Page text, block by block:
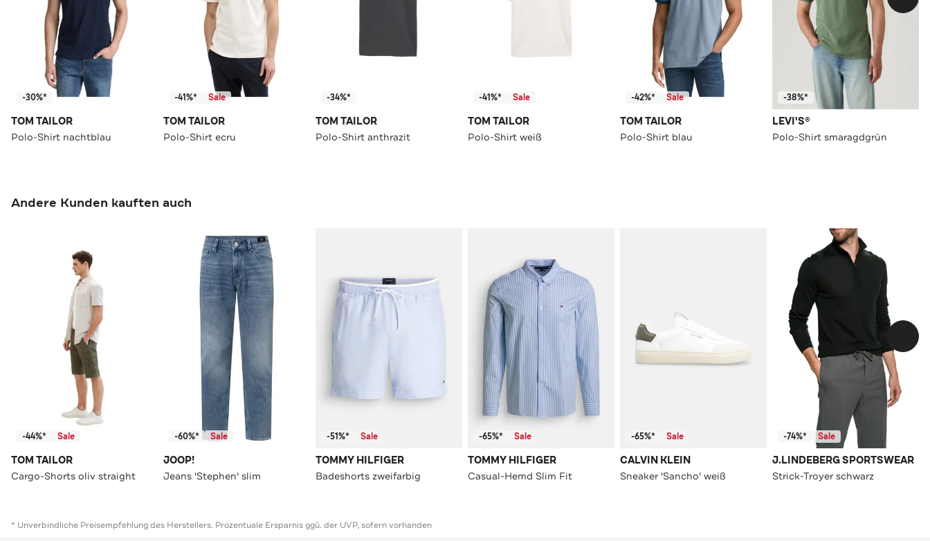
-30%*
TOM TAILOR
Polo-Shirt nachtblau
-41%* Sale
TOM TAILOR
Polo-Shirt ecru
-34%*
TOM TAILOR
Polo-Shirt anthrazit
-41%* Sale
TOM TAILOR
Polo-Shirt weiß
-42%* Sale
TOM TAILOR
Polo-Shirt blau
-38%*
LEVI'S®
Polo-Shirt smaragdgrün
Andere Kunden kauften auch
-44%* Sale
TOM TAILOR
Cargo-Shorts oliv straight
-60%* Sale
JOOP!
Jeans 'Stephen' slim
-51%* Sale
TOMMY HILFIGER
Badeshorts zweifarbig
-65%* Sale
TOMMY HILFIGER
Casual-Hemd Slim Fit
-65%* Sale
CALVIN KLEIN
Sneaker 'Sancho' weiß
-74%* Sale
J.LINDEBERG SPORTSWEAR
Strick-Troyer schwarz
* Unverbindliche Preisempfehlung des Herstellers. Prozentuale Ersparnis ggü. der UVP, sofern vorhanden